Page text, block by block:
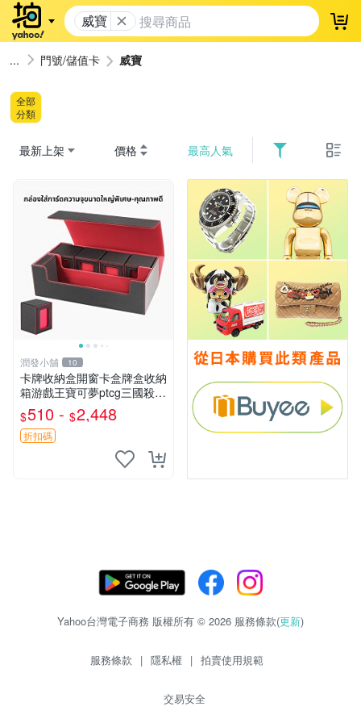
威寶 登
門號/儲值卡 威寶
全部
分類
最新上架 價格 最高人氣
潤發小舖 10
卡牌收納盒開窗卡盒牌盒收納
箱游戲王寶可夢ptcg三國殺海
賊王dtcg
$510 - $2,448
折扣碼
Yahoo台灣電子商務 版權所有 © 2026 服務條款(更新)
服務條款 | 隱私權 | 拍賣使用規範
交易安全